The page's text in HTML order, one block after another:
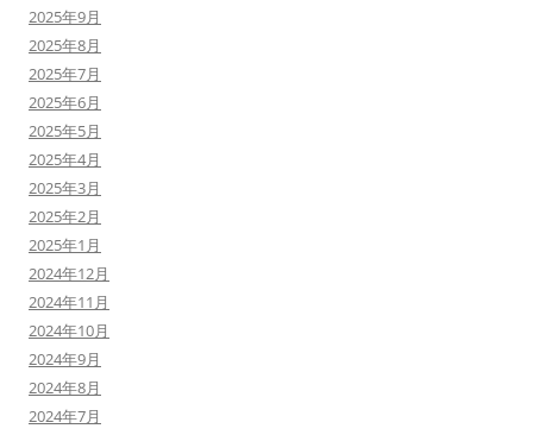
2025年9月
2025年8月
2025年7月
2025年6月
2025年5月
2025年4月
2025年3月
2025年2月
2025年1月
2024年12月
2024年11月
2024年10月
2024年9月
2024年8月
2024年7月